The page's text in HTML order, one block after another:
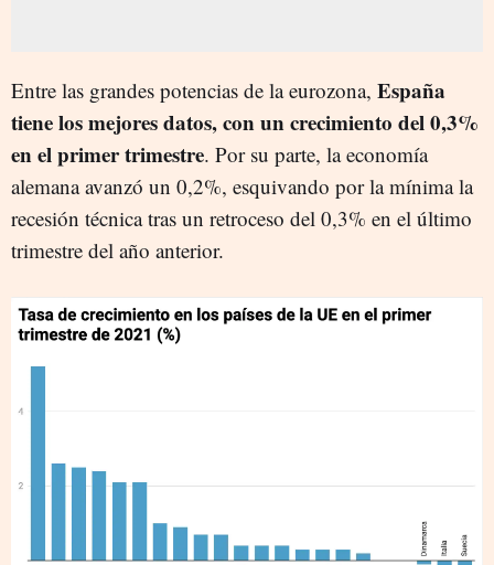
Entre las grandes potencias de la eurozona, España
tiene los mejores datos, con un crecimiento del 0,3%
en el primer trimestre. Por su parte, la economía
alemana avanzó un 0,2%, esquivando por la mínima la
recesión técnica tras un retroceso del 0,3% en el último
trimestre del año anterior.